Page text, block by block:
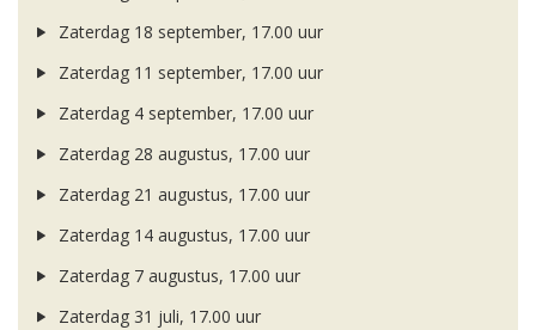
Zaterdag 18 september, 17.00 uur
Zaterdag 11 september, 17.00 uur
Zaterdag 4 september, 17.00 uur
Zaterdag 28 augustus, 17.00 uur
Zaterdag 21 augustus, 17.00 uur
Zaterdag 14 augustus, 17.00 uur
Zaterdag 7 augustus, 17.00 uur
Zaterdag 31 juli, 17.00 uur